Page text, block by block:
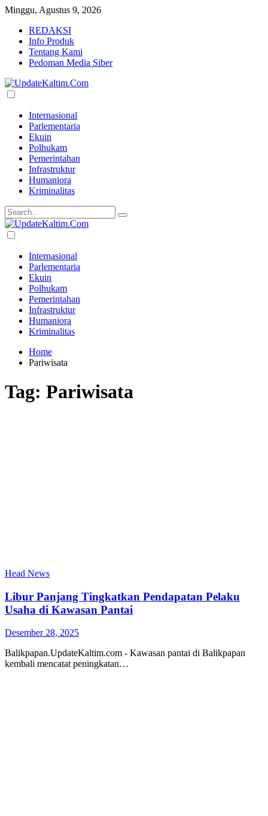
Minggu, Agustus 9, 2026
REDAKSI
Info Produk
Tentang Kami
Pedoman Media Siber
Internasional
Parlementaria
Ekuin
Polhukam
Pemerintahan
Infrastruktur
Humaniora
Kriminalitas
Internasional
Parlementaria
Ekuin
Polhukam
Pemerintahan
Infrastruktur
Humaniora
Kriminalitas
Home
Pariwisata
Tag: Pariwisata
Head News
Libur Panjang Tingkatkan Pendapatan Pelaku
Usaha di Kawasan Pantai
Desember 28, 2025
Balikpapan.UpdateKaltim.com - Kawasan pantai di Balikpapan
kembali mencatat peningkatan…